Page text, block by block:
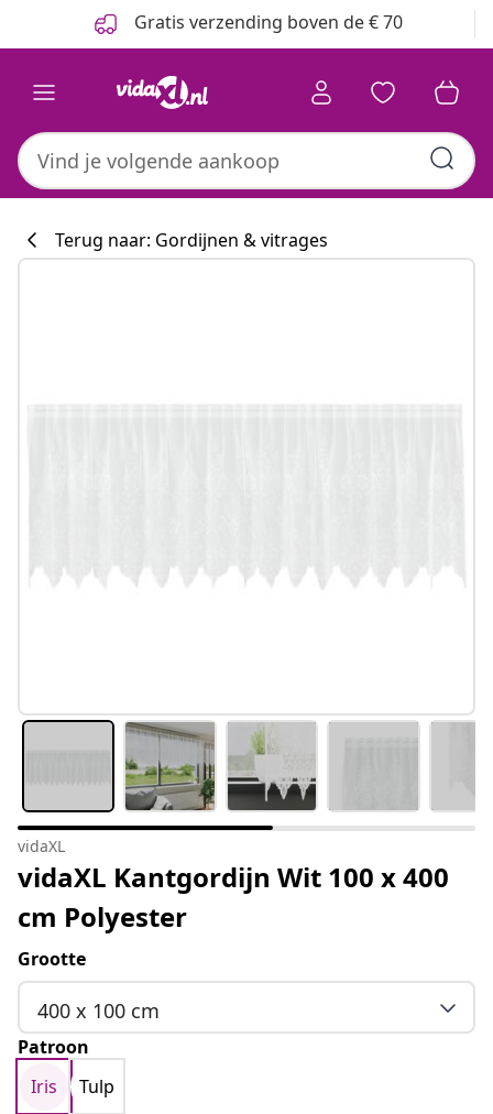
Gratis verzending boven de € 70
Terug naar: Gordijnen & vitrages
vidaXL
vidaXL Kantgordijn Wit 100 x 400
cm Polyester
Grootte
400 x 100 cm
Patroon
Iris
Tulp